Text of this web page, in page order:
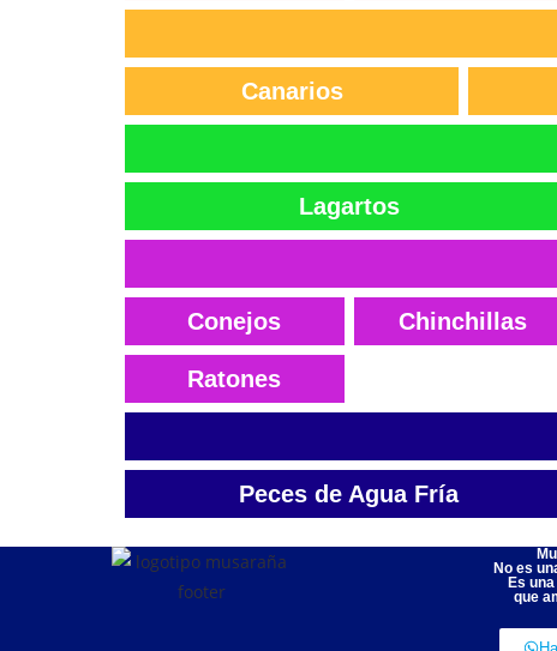
Canarios
Lagartos
Conejos Chinchillas
Ratones
Peces de Agua Fría
No es
Es
que